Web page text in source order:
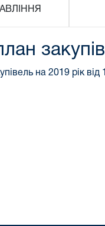
на 2019 рік від